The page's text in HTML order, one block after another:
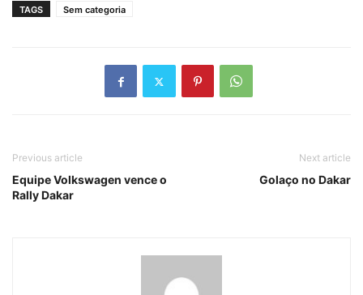
TAGS Sem categoria
Previous article
Equipe Volkswagen vence o
Rally Dakar
Next article
Golaço no Dakar